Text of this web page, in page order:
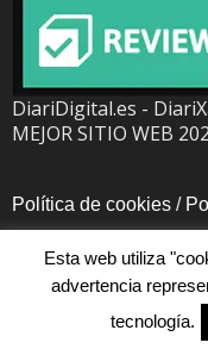
DiariDigital.es -
MEJOR SITIO WEB
Política de cookies /
© Diari
Esta web utiliza
advertencia
tecnología.